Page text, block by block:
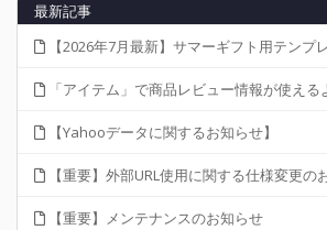
最新記事
【2026年7月最新】サマーギフト用テンプ
「アイテム」で商品レビュー情報が使え
【Yahooデータに関するお知らせ】
【重要】外部URL使用に関する仕様変更の
【重要】メンテナンスのお知らせ